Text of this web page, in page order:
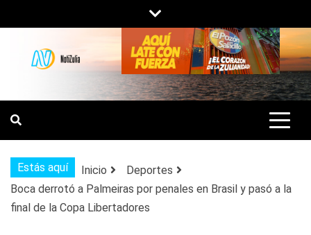
al
contenido
NOTIZULIA
NOTICIAS DEL ZULIA, VENEZUELA Y
DE INTERÉS GENERAL.
Estás aquí Inicio
Deportes
Boca derrotó a Palmeiras por penales en Brasil y pasó a la
final de la Copa Libertadores